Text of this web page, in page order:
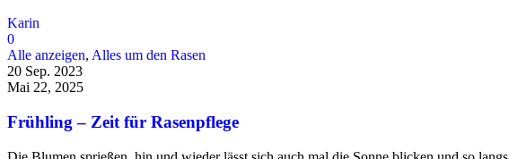
Karin
0
Alle anzeigen, Alles um den Rasen
20 Sep. 2023
Mai 22, 2025
Frühling – Zeit für Rasenpflege